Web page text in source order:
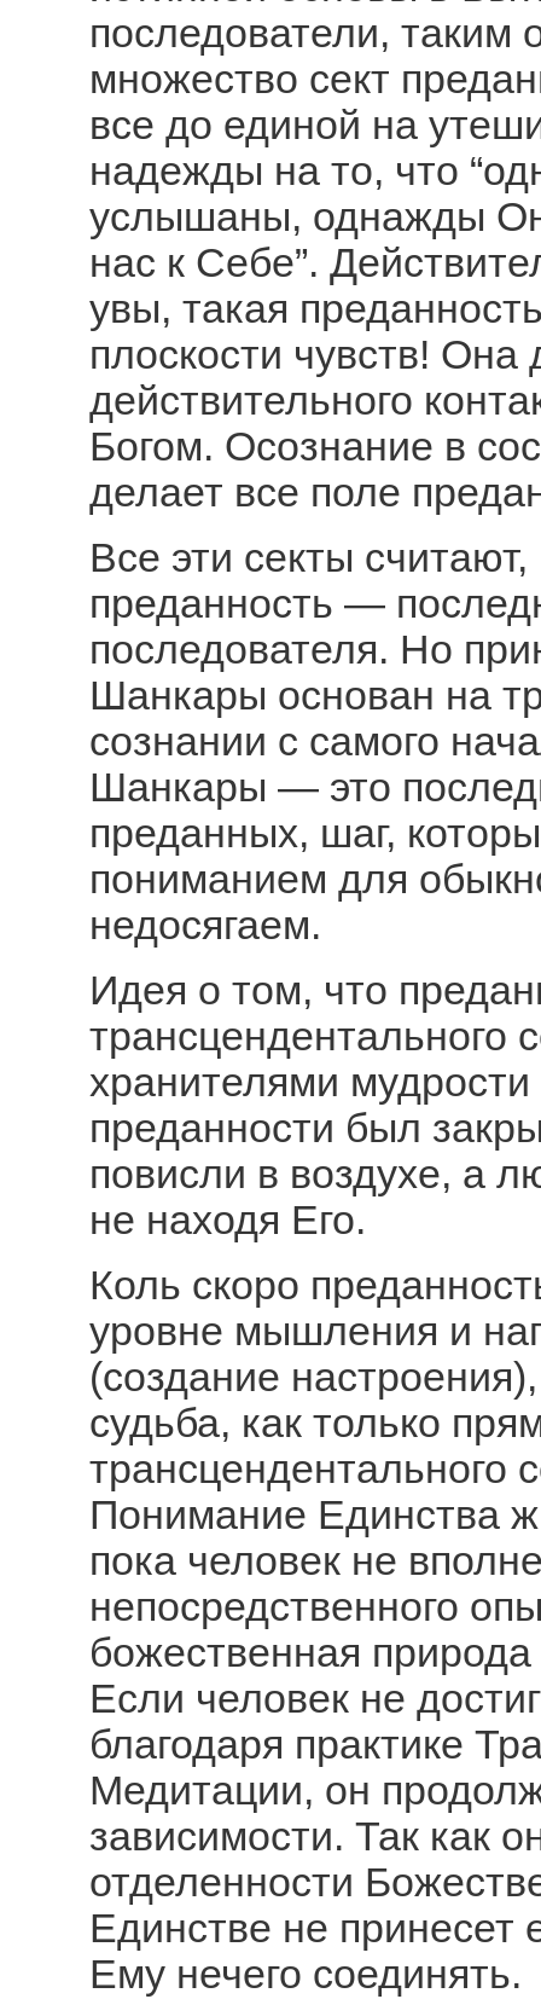
последователи, таким
множество сект
все до единой на
надежды на то, что
услышаны, однажды Он
нас к Себе”.
увы, такая
плоскости чувств! Она
действительного
Богом. Осознание в
делает все поле
Все эти секты
преданность —
последователя. Но
Шанкары основан на
сознании с самого
Шанкары — это
преданных, шаг,
пониманием для
недосягаем.
Идея о том, что
трансцендентального
хранителями
преданности был
повисли в воздухе, а
не находя Его.
Коль скоро
уровне мышления и
(создание
судьба, как только
трансцендентального
Понимание Единства
пока человек не
непосредственного
божественная
Если человек не
благодаря практике
Медитации, он
зависимости. Так как
отделенности
Единстве не принесет
Ему нечего соединять.